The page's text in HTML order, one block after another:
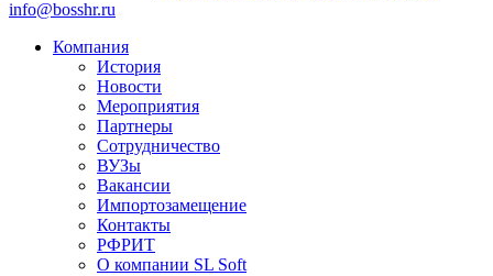
info@bosshr.ru
Компания
История
Новости
Мероприятия
Партнеры
Сотрудничество
ВУЗы
Вакансии
Импортозамещение
Контакты
РФРИТ
О компании SL Soft